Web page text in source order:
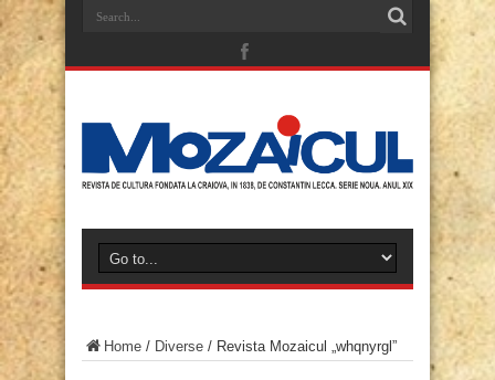
Home / Diverse / Revista Mozaicul „whqnyrgl”